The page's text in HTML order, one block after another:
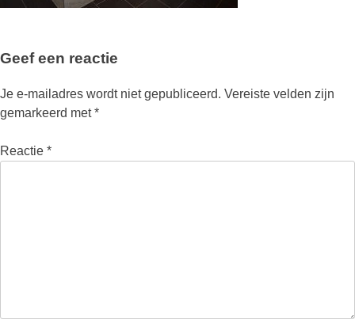
Geef een reactie
Je e-mailadres wordt niet gepubliceerd. Vereiste velden zijn
gemarkeerd met*
Reactie *